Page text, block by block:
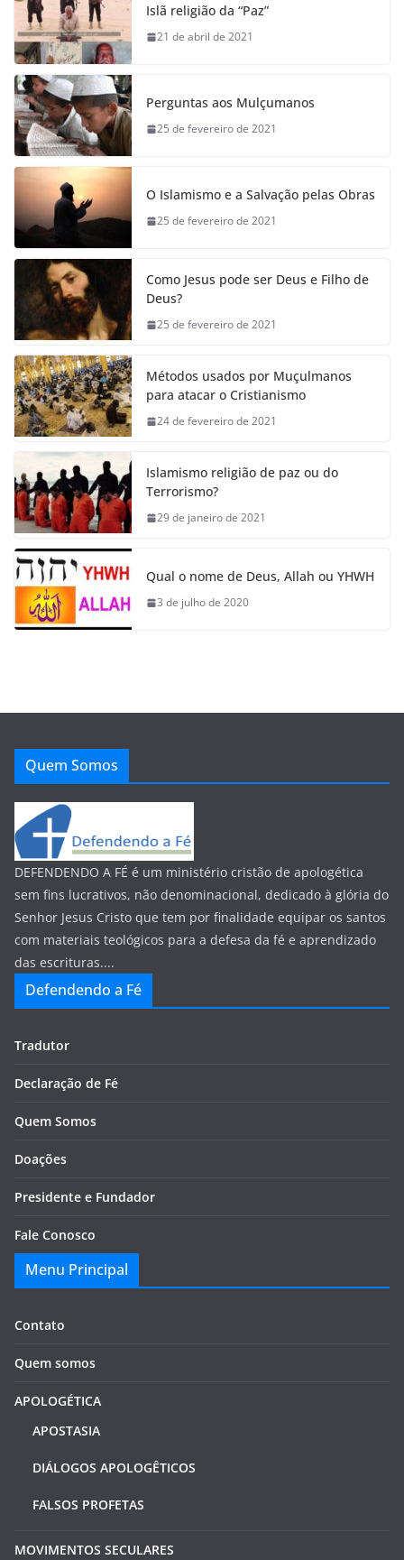
Islã religião da “Paz”
21 de abril de 2021
Perguntas aos Mulçumanos
25 de fevereiro de 2021
O Islamismo e a Salvação pelas Obras
25 de fevereiro de 2021
Como Jesus pode ser Deus e Filho de
Deus?
25 de fevereiro de 2021
Métodos usados por Muçulmanos
para atacar o Cristianismo
24 de fevereiro de 2021
Islamismo religião de paz ou do
Terrorismo?
29 de janeiro de 2021
Qual o nome de Deus, Allah ou YHWH
3 de julho de 2020
Quem Somos
DEFENDENDO A FÉ é um ministério cristão de apologética
sem fins lucrativos, não denominacional, dedicado à glória do
Senhor Jesus Cristo que tem por finalidade equipar os santos
com materiais teológicos para a defesa da fé e aprendizado
das escrituras....
Defendendo a Fé
Tradutor
Declaração de Fé
Quem Somos
Doações
Presidente e Fundador
Fale Conosco
Menu Principal
Contato
Quem somos
APOLOGÉTICA
APOSTASIA
DIÁLOGOS APOLOGÊTICOS
FALSOS PROFETAS
MOVIMENTOS SECULARES